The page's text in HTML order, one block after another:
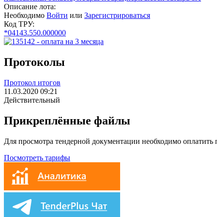
Описание лота:
Необходимо Войти или Зарегистрироваться
Код ТРУ:
*04143.550.000000
Протоколы
Протокол итогов
11.03.2020 09:21
Действительный
Прикреплённые файлы
Для просмотра тендерной документации необходимо оплатить
Посмотреть тарифы